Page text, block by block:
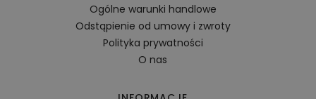
Ogólne warunki handlowe
Odstąpienie od umowy i zwroty
Polityka prywatności
O nas